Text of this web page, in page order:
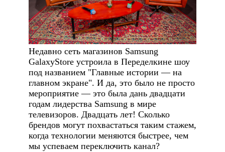
Недавно сеть магазинов Samsung
GalaxyStore устроила в Переделкине шоу
под названием "Главные истории — на
главном экране". И да, это было не просто
мероприятие — это была дань двадцати
годам лидерства Samsung в мире
телевизоров. Двадцать лет! Сколько
брендов могут похвастаться таким стажем,
когда технологии меняются быстрее, чем
мы успеваем переключить канал?